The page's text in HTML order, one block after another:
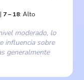
| 7– 18: Alto
moderado, lo
influencia sobre
generalmente